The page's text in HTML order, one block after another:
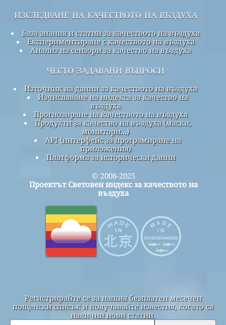
изследване на качеството на въздуха
База знания и статии за качеството на въздуха
Експериментиране с качеството на въздуха
Анализ на сензори за качество на въздуха
често задавани въпроси
Източник на данни за качеството на въздуха
Изчисляване на индекса за качество на
въздуха
Прогнозиране на качеството на въздуха
Продукти за качество на въздуха (маски,
монитори...)
API (интерфейс за програмиране на
приложения)
Платформа за исторически данни
© 2008-2025
Проектът Световен индекс за качеството на
въздуха
Регистрирайте се за нашия безплатен месечен
пощенски списък и получавайте известия, когато са
налични нови статии.